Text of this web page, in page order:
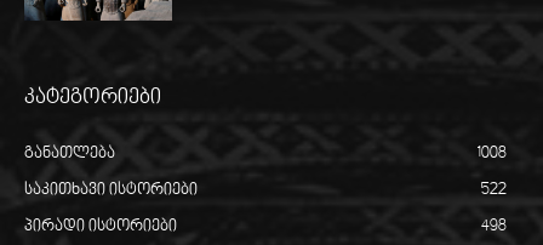
კატეგორიები
განათლება 1008
საკითხავი ისტორიები 522
პირადი ისტორიები 498